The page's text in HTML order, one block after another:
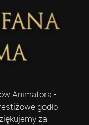
Animatora -
godło
za